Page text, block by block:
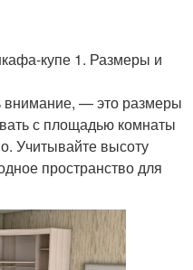
купе 1. Размеры и
внимание, — это размеры
с площадью комнаты
Учитывайте высоту
пространство для